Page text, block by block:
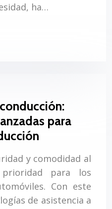
ha…
para
y comodidad al
para los
Con este
de asistencia a